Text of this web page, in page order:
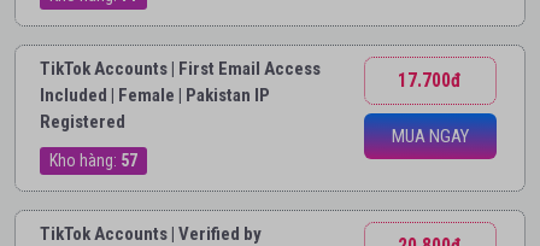
TikTok Accounts | First Email Access
Included | Female | Pakistan IP
Registered
Kho hàng: 57
17.700đ
MUA NGAY
TikTok Accounts | Verified by